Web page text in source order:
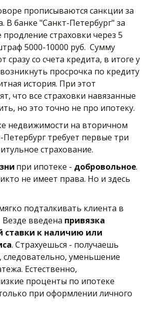
прописываются санкции за
В банке "Санкт-Петербург" за
страховки через 5
5000-10000 руб.  Сумму
со счета кредита, в итоге у
просрочка по кредиту
история. При этот
что все страховки навязанные
но это точно не про ипотеку.
недвижимости на вторичном
требует первые три
страхование.
при ипотеке - добровольное.
не имеет права. Но и здесь
подталкивать клиента в
Везде введена привязка
ставки к наличию или
. Страхуешься - получаешь
следовательно, уменьшение
Естественно,
проценты по ипотеке
при оформлении личного